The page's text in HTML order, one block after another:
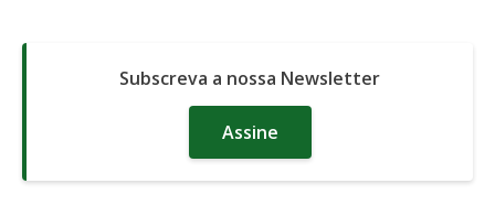
Subscreva a nossa Newsletter
Assine